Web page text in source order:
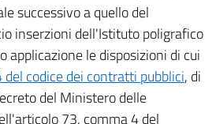
successivo a quello del
inserzioni dell'Istituto poligrafico
applicazione le disposizioni di cui
del codice dei contratti pubblici, di
del Ministero delle
73, comma 4 del